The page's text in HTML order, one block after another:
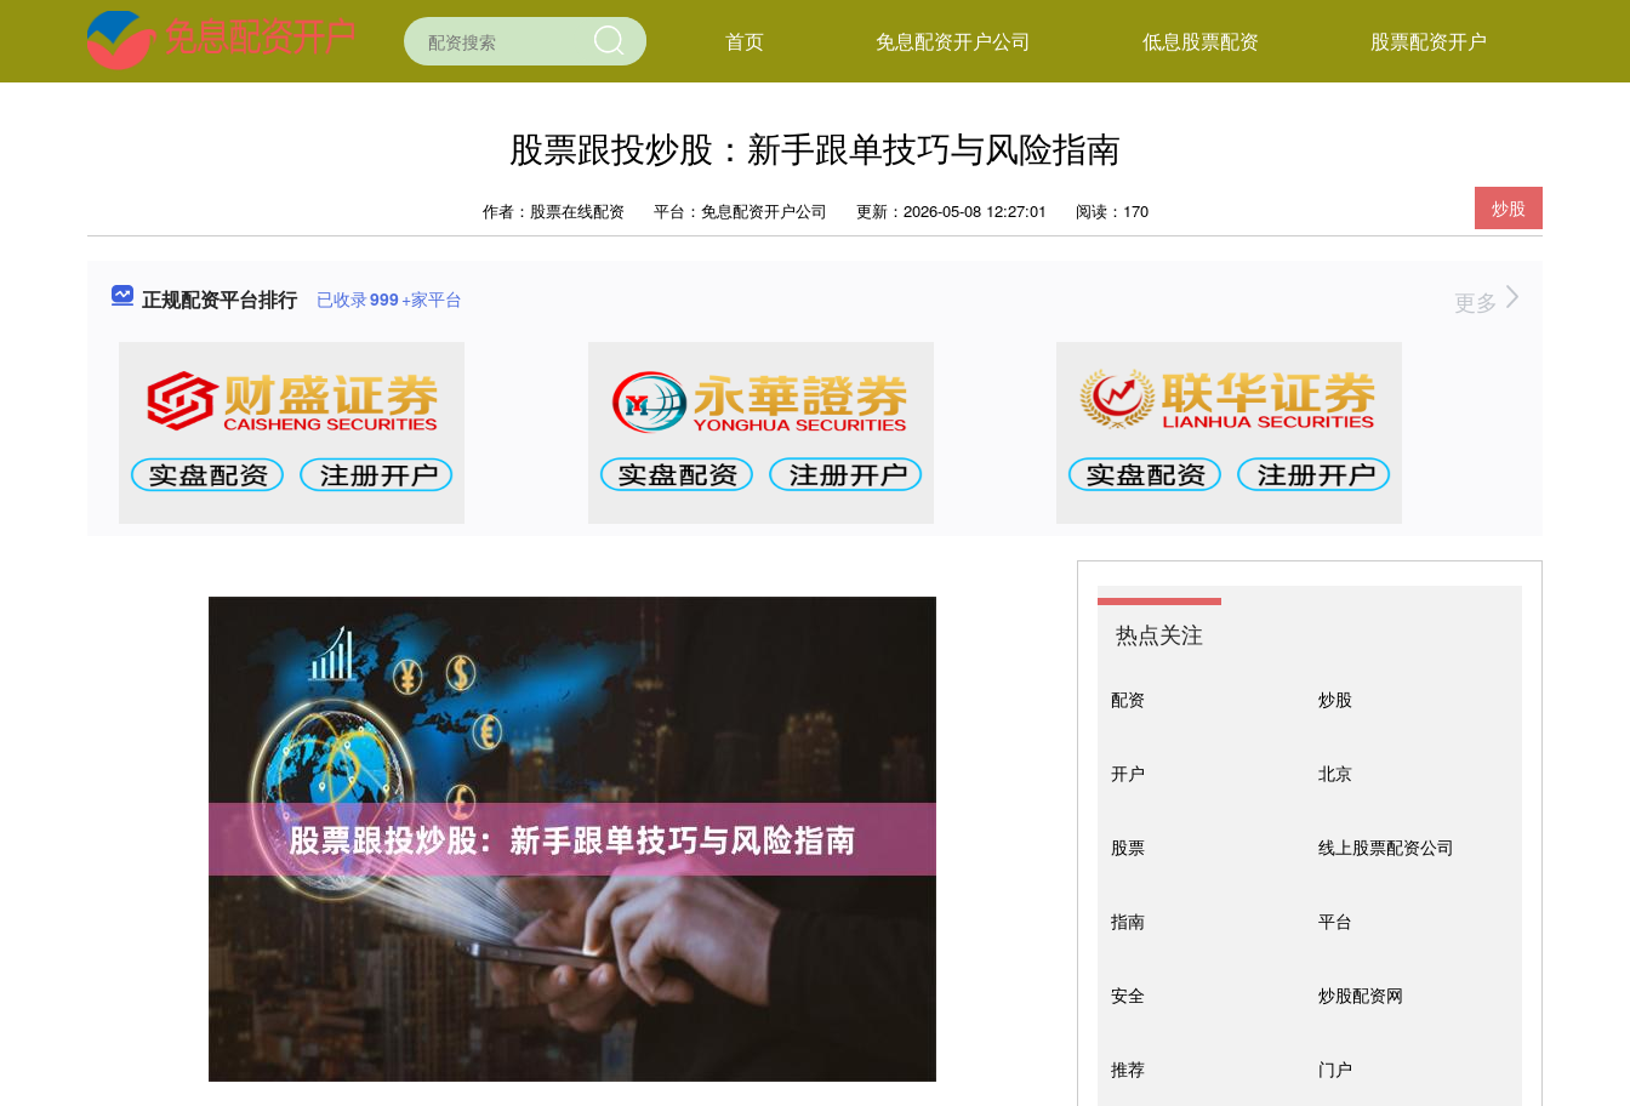
首页 免息配资开户公司 低息股票配资 股票配资开户
股票跟投炒股：新手跟单技巧与风险指南
炒股
作者：股票在线配资 平台：免息配资开户公司 更新：2026-05-08 12:27:01 阅读：170
正规配资平台排行 已收录999+家平台 更多
热点关注
配资 炒股
开户 北京
股票 线上股票配资公司
指南 平台
安全 炒股配资网
推荐 门户